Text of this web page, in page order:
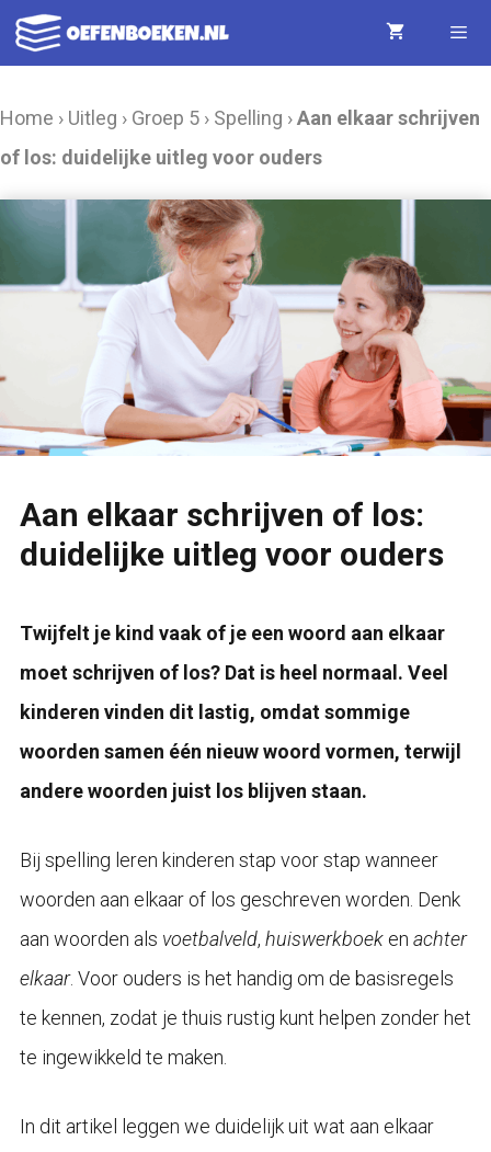
Ga
naar
Home › Uitleg › Groep 5 › Spelling ›Aan elkaar schrijven
of los: duidelijke uitleg voor ouders
Aan elkaar schrijven of los:
duidelijke uitleg voor ouders
Twijfelt je kind vaak of je een woord aan elkaar
moet schrijven of los? Dat is heel normaal. Veel
kinderen vinden dit lastig, omdat sommige
woorden samen één nieuw woord vormen, terwijl
andere woorden juist los blijven staan.
Bij spelling leren kinderen stap voor stap wanneer
woorden aan elkaar of los geschreven worden. Denk
aan woorden als voetbalveld, huiswerkboeken achter
elkaar. Voor ouders is het handig om de basisregels
te kennen, zodat je thuis rustig kunt helpen zonder het
te ingewikkeld te maken.
In dit artikel leggen we duidelijk uit wat aan elkaar